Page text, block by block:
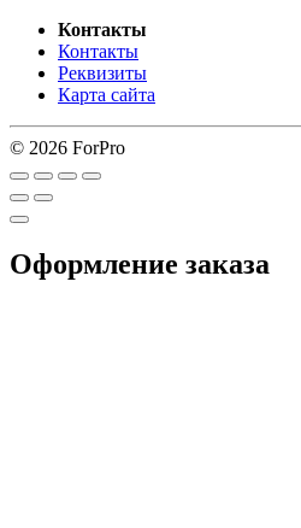
Контакты
Контакты
Реквизиты
Карта сайта
© 2026 ForPro
Оформление заказа